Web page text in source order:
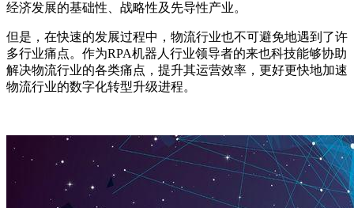
经济发展的基础性、战略性及先导性产业。
但是，在快速的发展过程中，物流行业也不可避免地遇到了许
多行业痛点。作为RPA机器人行业领导者的来也科技能够协助
解决物流行业的各类痛点，提升其运营效率，更好更快地加速
物流行业的数字化转型升级进程。